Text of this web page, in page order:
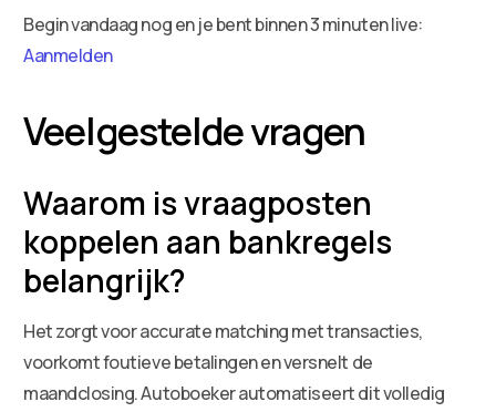
Begin vandaag nog en je bent binnen 3 minuten live:
Aanmelden
Veelgestelde vragen
Waarom is vraagposten
koppelen aan bankregels
belangrijk?
Het zorgt voor accurate matching met transacties,
voorkomt foutieve betalingen en versnelt de
maandclosing. Autoboeker automatiseert dit volledig